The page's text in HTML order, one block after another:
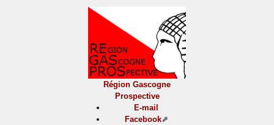
Région Gascogne
Prospective
E-mail
Facebook